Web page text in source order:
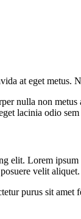
at eget metus.
nulla non
lacinia odio sem
elit. Lorem
velit aliquet.
purus sit